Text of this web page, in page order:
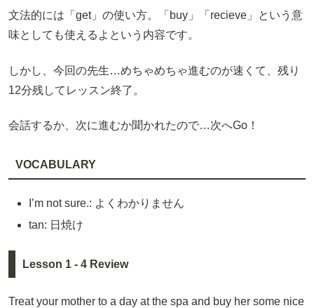
文法的には「get」の使い方。「buy」「recieve」という意
味としても使えるよという内容です。
しかし、今回の先生…めちゃめちゃ進むのが速くて、残り
12分残してレッスン終了。
会話するか、次に進むか聞かれたので…次へGo！
VOCABULARY
I’m not sure.: よくわかりません
tan: 日焼け
Lesson 1 - 4 Review
Treat your mother to a day at the spa and buy her some nice